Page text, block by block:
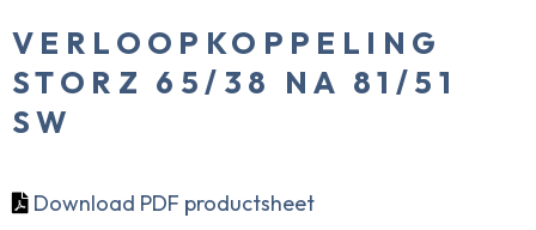
VERLOOPKOPPELING
STORZ 65/38 NA 81/51
SW
Download PDF productsheet